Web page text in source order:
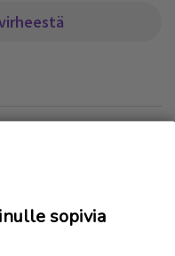
sopivia